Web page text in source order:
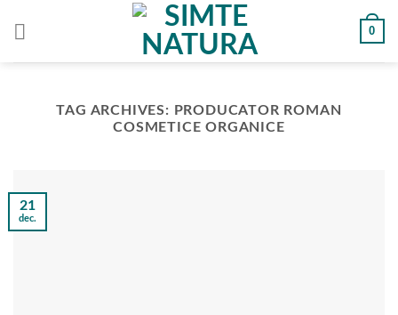
0
TAG ARCHIVES:
PRODUCATOR ROMAN
COSMETICE ORGANICE
21
dec.